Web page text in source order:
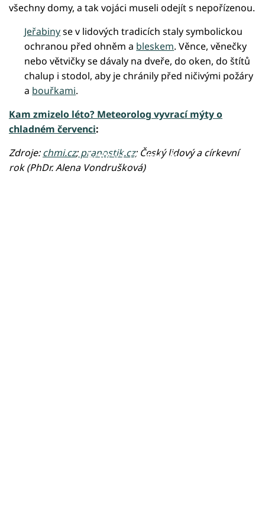
všechny domy, a tak vojáci museli odejít s nepořízenou.
Jeřabinyse v lidových tradicích staly symbolickou
ochranou před ohněm a bleskem. Věnce, věnečky
nebo větvičky se dávaly na dveře, do oken, do štítů
chalup i stodol, aby je chránily před ničivými požáry
a bouřkami.
Kam zmizelo léto? Meteorolog vyvrací mýty o
chladném červenci:
Failed to fetch
Zdroje:chmi.cz;pranostik.cz; Český lidový a církevní
rok (PhDr. Alena Vondrušková)